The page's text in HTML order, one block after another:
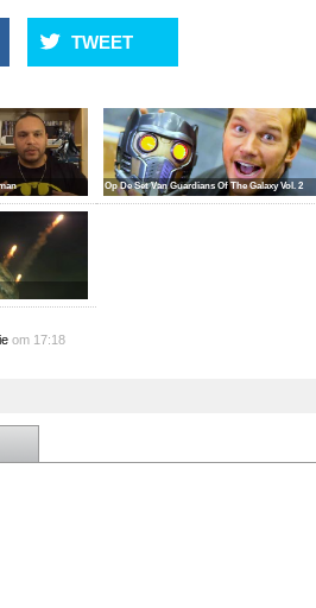
TWEET
Op De Set Van Guardians Of The Galaxy Vol. 2
om 17:18